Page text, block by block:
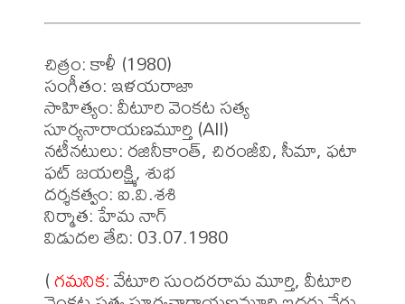
చిత్రం: కాళీ (1980)
సంగీతం: ఇళయరాజా
సాహిత్యం: వీటూరి వెంకట సత్య
సూర్యనారాయణమూర్తి (All)
నటీనటులు: రజినీకాంత్, చిరంజీవి, సీమా, ఫటా
ఫట్ జయలక్ష్మి, శుభ
దర్శకత్వం: ఐ.వి.శశి
నిర్మాత: హేమ నాగ్
విడుదల తేది: 03.07.1980
( గమనిక: వేటూరి సుందరరామ మూర్తి, వీటూరి